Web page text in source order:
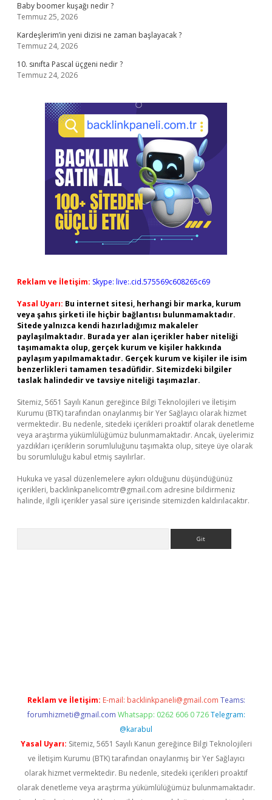
Baby boomer kuşağı nedir ?
Temmuz 25, 2026
Kardeşlerim’in yeni dizisi ne zaman başlayacak ?
Temmuz 24, 2026
10. sınıfta Pascal üçgeni nedir ?
Temmuz 24, 2026
Reklam ve İletişim: Skype: live:.cid.575569c608265c69
Yasal Uyarı: Bu internet sitesi, herhangi bir marka, kurum
veya şahıs şirketi ile hiçbir bağlantısı bulunmamaktadır.
Sitede yalnızca kendi hazırladığımız makaleler
paylaşılmaktadır. Burada yer alan içerikler haber niteliği
taşımamakta olup, gerçek kurum ve kişiler hakkında
paylaşım yapılmamaktadır. Gerçek kurum ve kişiler ile isim
benzerlikleri tamamen tesadüfidir. Sitemizdeki bilgiler
taslak halindedir ve tavsiye niteliği taşımazlar.
Sitemiz, 5651 Sayılı Kanun gereğince Bilgi Teknolojileri ve İletişim
Kurumu (BTK) tarafından onaylanmış bir Yer Sağlayıcı olarak hizmet
vermektedir. Bu nedenle, sitedeki içerikleri proaktif olarak denetleme
veya araştırma yükümlülüğümüz bulunmamaktadır. Ancak, üyelerimiz
yazdıkları içeriklerin sorumluluğunu taşımakta olup, siteye üye olarak
bu sorumluluğu kabul etmiş sayılırlar.
Hukuka ve yasal düzenlemelere aykırı olduğunu düşündüğünüz
içerikleri, backlinkpanelicomtr@gmail.com adresine bildirmeniz
halinde, ilgili içerikler yasal süre içerisinde sitemizden kaldırılacaktır.
Reklam ve İletişim: E-mail: backlinkpaneli@gmail.com Teams:
forumhizmeti@gmail.com Whatsapp: 0262 606 0 726 Telegram:
@karabul
Yasal Uyarı: Sitemiz, 5651 Sayılı Kanun gereğince Bilgi Teknolojileri
ve İletişim Kurumu (BTK) tarafından onaylanmış bir Yer Sağlayıcı
olarak hizmet vermektedir. Bu nedenle, sitedeki içerikleri proaktif
olarak denetleme veya araştırma yükümlülüğümüz bulunmamaktadır.